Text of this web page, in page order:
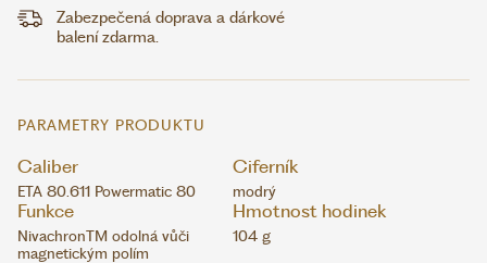
Zabezpečená doprava a dárkové
balení zdarma.
PARAMETRY PRODUKTU
Caliber
ETA 80.611 Powermatic 80
Ciferník
modrý
Funkce
NivachronTM odolná vůči
magnetickým polím
Hmotnost hodinek
104 g